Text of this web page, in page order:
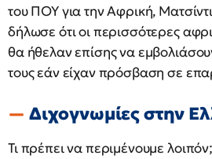
του ΠΟΥ για την Αφρική,
δήλωσε ότι οι περισσότερες
θα ήθελαν επίσης να
τους εάν είχαν πρόσβαση σε
Διχογνωμίες στην
Τι πρέπει να περιμένουμε